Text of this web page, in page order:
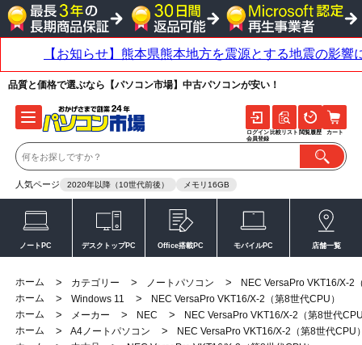
品質と価格で選ぶなら【パソコン市場】中古パソコンが安い！
人気ページ 2020年以降（10世代前後） メモリ16GB
ログイン
会員登録
比較リスト 閲覧履歴 カート
ノートPC デスクトップPC Office搭載PC モバイルPC 店舗一覧
ホーム > カテゴリー > ノートパソコン >
NEC VersaPro VKT16/X-2
ホーム
> Windows 11 >
NEC VersaPro VKT16/X-2（第8世代CPU）
ホーム
> メーカー > NEC >
NEC VersaPro VKT16/X-2（第8世代
ホーム
> A4ノートパソコン >
NEC VersaPro VKT16/X-2（第8世代CPU